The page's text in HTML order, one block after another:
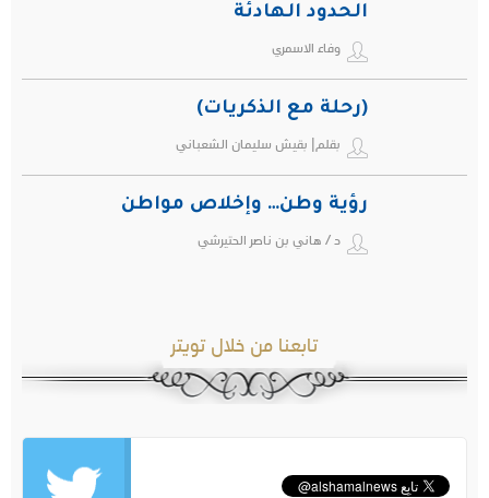
الحدود الهادئة
وفاء الاسمري
(رحلة مع الذكريات)
بقلم| بقيش سليمان الشعباني
رؤية وطن… وإخلاص مواطن
د / هاني بن ناصر الحتيرشي
تابعنا من خلال تويتر